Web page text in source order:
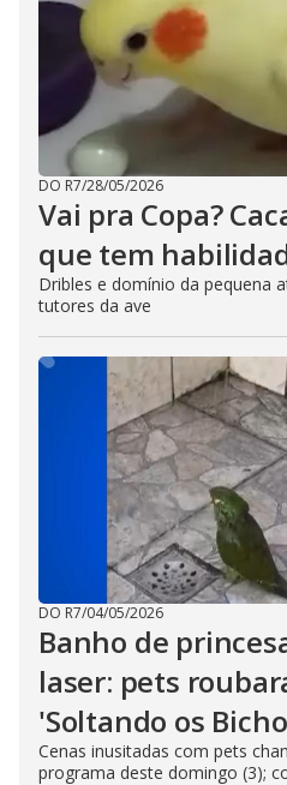
DO R7/28/05/2026
Vai pra Copa?
que tem
Dribles e domínio da pequena
tutores da ave
DO R7/04/05/2026
Banho de
laser: pets
'Soltando os
Cenas inusitadas com pets
programa deste domingo (3);